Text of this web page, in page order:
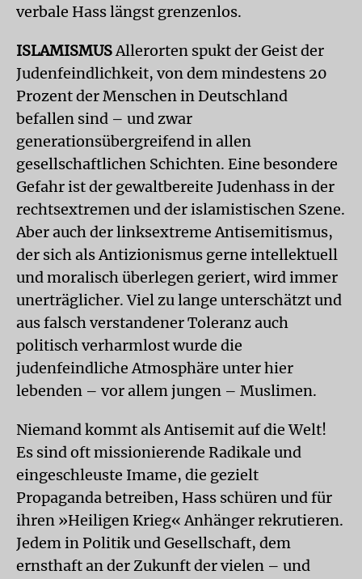
verbale Hass längst grenzenlos.
ISLAMISMUSAllerorten spukt der Geist der
Judenfeindlichkeit, von dem mindestens 20
Prozent der Menschen in Deutschland
befallen sind – und zwar
generationsübergreifend in allen
gesellschaftlichen Schichten. Eine besondere
Gefahr ist der gewaltbereite Judenhass in der
rechtsextremen und der islamistischen Szene.
Aber auch der linksextreme Antisemitismus,
der sich als Antizionismus gerne intellektuell
und moralisch überlegen geriert, wird immer
unerträglicher. Viel zu lange unterschätzt und
aus falsch verstandener Toleranz auch
politisch verharmlost wurde die
judenfeindliche Atmosphäre unter hier
lebenden – vor allem jungen – Muslimen.
Niemand kommt als Antisemit auf die Welt!
Es sind oft missionierende Radikale und
eingeschleuste Imame, die gezielt
Propaganda betreiben, Hass schüren und für
ihren »Heiligen Krieg« Anhänger rekrutieren.
Jedem in Politik und Gesellschaft, dem
ernsthaft an der Zukunft der vielen – und